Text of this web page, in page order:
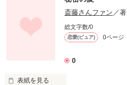
作品を読む
斎藤さんファン ／著
総文字数/0
恋愛(ピュア) 0ページ
0
表紙を見る